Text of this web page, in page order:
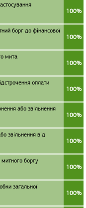
100%
борг до фінансової
100%
мита
100%
оплати
100%
або звільнення
100%
звільнення від
100%
боргу
100%
загальної
100%